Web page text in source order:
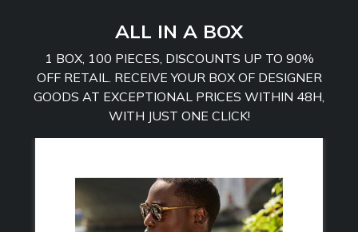
ALL IN A BOX
1 BOX, 100 PIECES, DISCOUNTS UP TO 90%
OFF RETAIL. RECEIVE YOUR BOX OF DESIGNER
GOODS AT EXCEPTIONAL PRICES WITHIN 48H,
WITH JUST ONE CLICK!